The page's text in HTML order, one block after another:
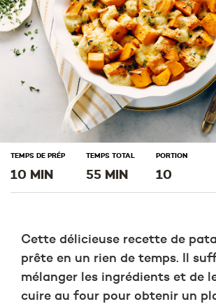
TEMPS DE PRÉP
10 MIN
TEMPS TOTAL
55 MIN
PORTION
10
Cette délicieuse recette de
prête en un rien de temps. Il
mélanger les ingrédients et de
cuire au four pour obtenir un